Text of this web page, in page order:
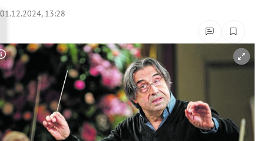
Untermenü
Untermenü
Untermenü
Untermenü
Untermenü
01.12.2024, 13:28
Copyright-Hinweis öffnen/schließen